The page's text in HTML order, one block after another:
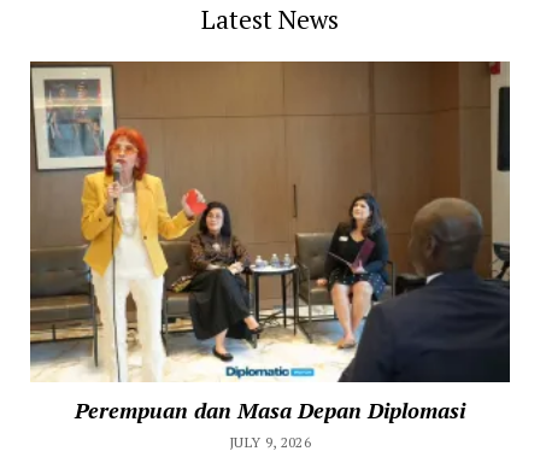
Latest News
Perempuan dan Masa Depan Diplomasi
JULY 9, 2026